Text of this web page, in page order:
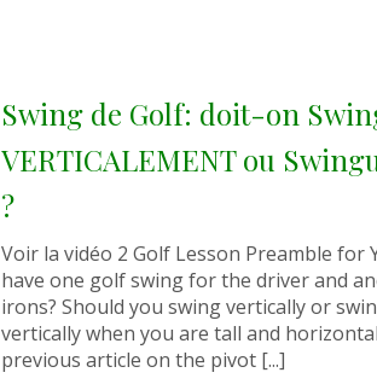
Swing de Golf: doit-on
VERTICALEMENT ou
?
Voir la vidéo 2 Golf Lesson Preamble for
have one golf swing for the driver and
irons? Should you swing vertically or
vertically when you are tall and
previous article on the pivot [...]